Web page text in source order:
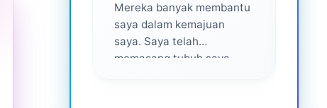
Mereka banyak membantu
saya dalam kemajuan
saya. Saya telah
memasang tubuh saya